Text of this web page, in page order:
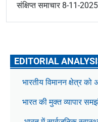
संक्षिप्त समाचार 8-11-2025
EDITORIAL
भारतीय विमानन क्षेत्र
भारत की मुक्त व्यापार